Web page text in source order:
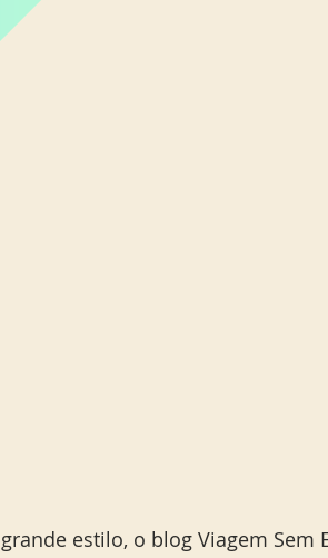
estilo, o blog Viagem Sem